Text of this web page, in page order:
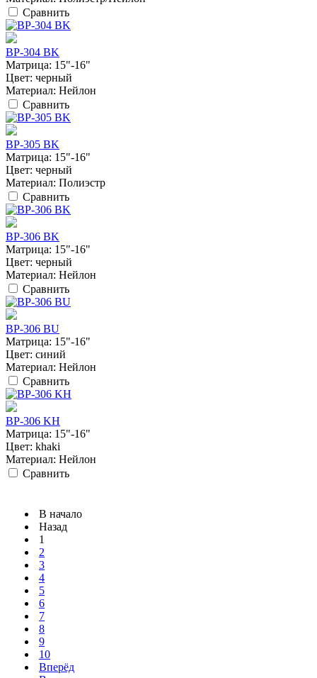
Сравнить
BP-304 BK
Матрица: 15"-16"
Цвет: черный
Материал: Нейлон
Сравнить
BP-305 BK
Матрица: 15"-16"
Цвет: черный
Материал: Полиэстр
Сравнить
BP-306 BK
Матрица: 15"-16"
Цвет: черный
Материал: Нейлон
Сравнить
BP-306 BU
Матрица: 15"-16"
Цвет: синий
Материал: Нейлон
Сравнить
BP-306 KH
Матрица: 15"-16"
Цвет: khaki
Материал: Нейлон
Сравнить
В начало
Назад
1
2
3
4
5
6
7
8
9
10
Вперёд